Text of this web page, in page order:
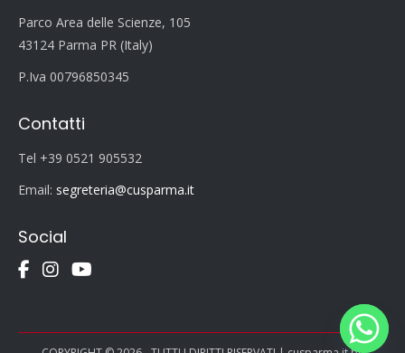
Parco Area delle Scienze, 105
43124 Parma PR (Italy)
P.Iva 00796850345
Contatti
Tel +39 0521 905532
Email: segreteria@cusparma.it
Social